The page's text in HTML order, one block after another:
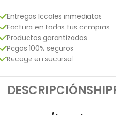
Entregas locales inmediatas
Factura en todas tus compras
Productos garantizados
Pagos 100% seguros
Recoge en sucursal
DESCRIPCIÓN